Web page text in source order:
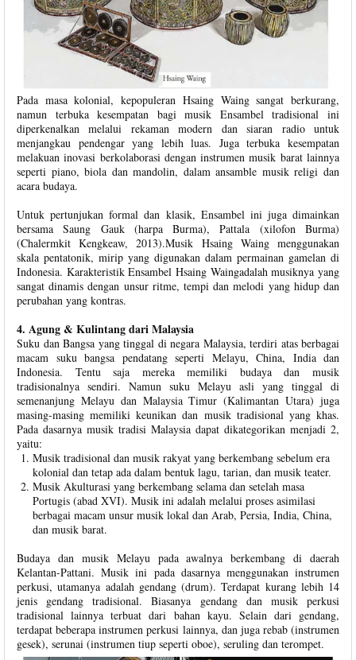
Pada masa kolonial, kepopuleran Hsaing Waing sangat berkurang,
namun terbuka kesempatan bagi musik Ensambel tradisional ini
diperkenalkan melalui rekaman modern dan siaran radio untuk
menjangkau pendengar yang lebih luas. Juga terbuka kesempatan
melakuan inovasi berkolaborasi dengan instrumen musik barat lainnya
seperti piano, biola dan mandolin, dalam ansamble musik religi dan
acara budaya.
Untuk pertunjukan formal dan klasik, Ensambel ini juga dimainkan
bersama Saung Gauk (harpa Burma), Pattala (xilofon Burma)
(Chalermkit Kengkeaw, 2013).Musik Hsaing Waing menggunakan
skala pentatonik, mirip yang digunakan dalam permainan gamelan di
Indonesia. Karakteristik Ensambel Hsaing Waingadalah musiknya yang
sangat dinamis dengan unsur ritme, tempi dan melodi yang hidup dan
perubahan yang kontras.
4. Agung & Kulintang dari Malaysia
Suku dan Bangsa yang tinggal di negara Malaysia, terdiri atas berbagai
macam suku bangsa pendatang seperti Melayu, China, India dan
Indonesia. Tentu saja mereka memiliki budaya dan musik
tradisionalnya sendiri. Namun suku Melayu asli yang tinggal di
semenanjung Melayu dan Malaysia Timur (Kalimantan Utara) juga
masing-masing memiliki keunikan dan musik tradisional yang khas.
Pada dasarnya musik tradisi Malaysia dapat dikategorikan menjadi 2,
yaitu:
Musik tradisional dan musik rakyat yang berkembang sebelum era
kolonial dan tetap ada dalam bentuk lagu, tarian, dan musik teater.
Musik Akulturasi yang berkembang selama dan setelah masa
Portugis (abad XVI). Musik ini adalah melalui proses asimilasi
berbagai macam unsur musik lokal dan Arab, Persia, India, China,
dan musik barat.
Budaya dan musik Melayu pada awalnya berkembang di daerah
Kelantan-Pattani. Musik ini pada dasarnya menggunakan instrumen
perkusi, utamanya adalah gendang (drum). Terdapat kurang lebih 14
jenis gendang tradisional. Biasanya gendang dan musik perkusi
tradisional lainnya terbuat dari bahan kayu. Selain dari gendang,
terdapat beberapa instrumen perkusi lainnya, dan juga rebab (instrumen
gesek), serunai (instrumen tiup seperti oboe), seruling dan terompet.